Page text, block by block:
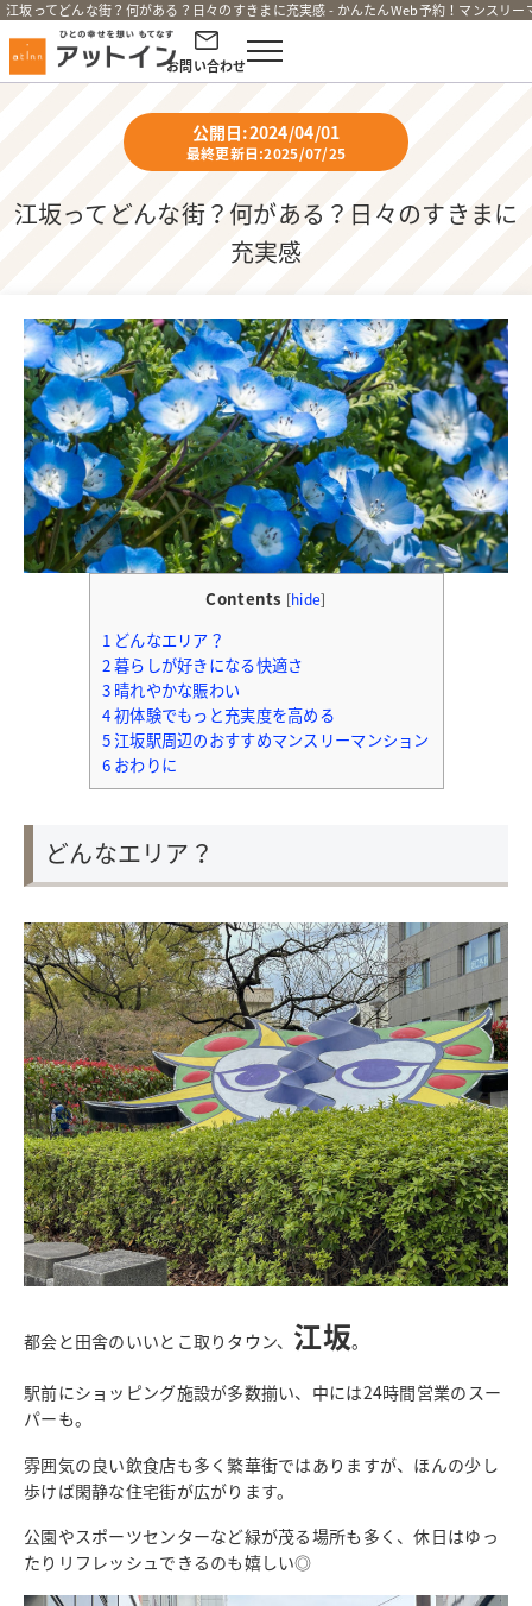
江坂ってどんな街？何がある？日々のすきまに充実感 - かんたんWeb予約！マンスリ
お問い合わせ
公開日:2024/04/01
最終更新日:2025/07/25
江坂ってどんな街？何がある？日々のすきまに
充実感
Contents [hide]
1 どんなエリア？
2暮らしが好きになる快適さ
3晴れやかな賑わい
4初体験でもっと充実度を高める
5江坂駅周辺のおすすめマンスリーマンション
6おわりに
どんなエリア？
都会と田舎のいいとこ取りタウン、 江坂。
駅前にショッピング施設が多数揃い、中には24時間営業のスー
パーも。
雰囲気の良い飲食店も多く繁華街ではありますが、ほんの少し
歩けば閑静な住宅街が広がります。
公園やスポーツセンターなど緑が茂る場所も多く、休日はゆっ
たりリフレッシュできるのも嬉しい◎